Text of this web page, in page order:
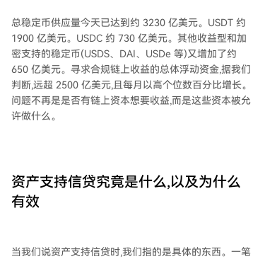
总稳定币供应量今天已达到约 3230 亿美元。USDT 约
1900 亿美元。USDC 约 730 亿美元。其他收益型和加
密支持的稳定币(USDS、DAI、USDe 等)又增加了约
650 亿美元。寻求合规链上收益的总体浮动资金,据我们
判断,远超 2500 亿美元,且每月以高个位数百分比增长。
问题不再是是否有链上资本想要收益,而是这些资本被允
许做什么。
资产支持信贷究竟是什么,以及为什么
有效
当我们说资产支持信贷时,我们指的是具体的东西。一笔